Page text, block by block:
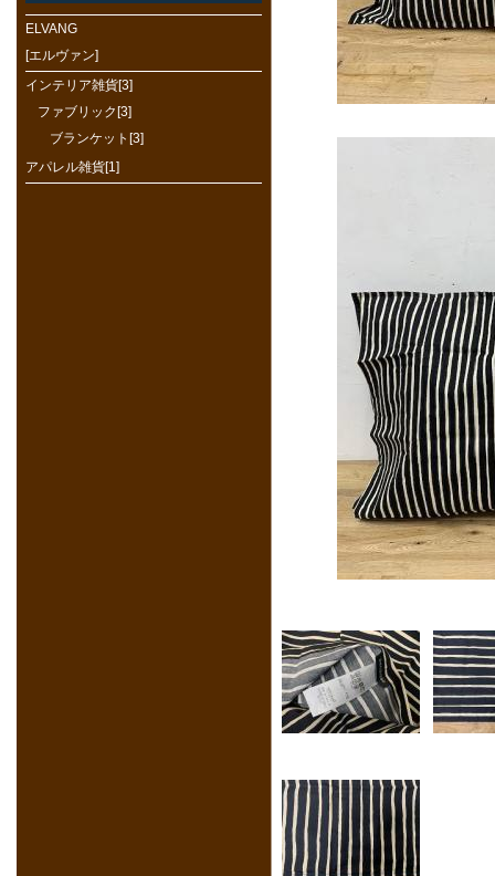
ELVANG
[エルヴァン]
インテリア雑貨[3]
ファブリック[3]
ブランケット[3]
アパレル雑貨[1]